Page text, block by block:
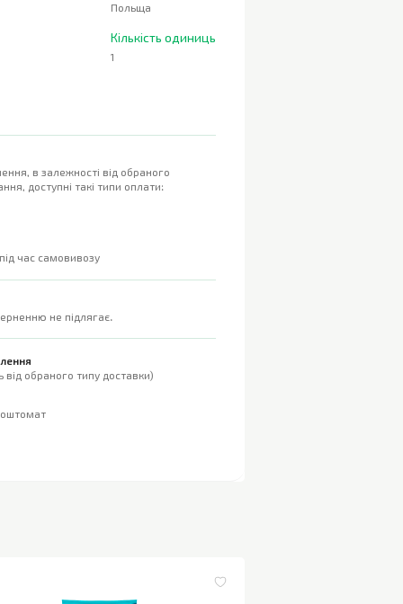
Польща
Кількість одиниць
1
в залежності від обраного
доступні такі типи оплати:
час самовивозу
не підлягає.
обраного типу доставки)